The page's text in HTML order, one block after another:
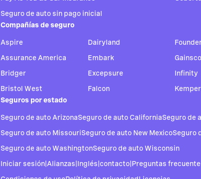
Seguro de auto sin pago inicial
Compañías de seguro
Aspire
Assurance America
Bridger
Bristol West
Dairyland
Embark
Excepsure
Falcon
Infinity
Seguros por estado
Seguro de auto ArizonaSeguro de auto CaliforniaSeguro de
Seguro de auto MissouriSeguro de auto New MexicoSeguro
Seguro de auto WashingtonSeguro de auto Wisconsin
Iniciar sesión|Alianzas|Inglés|contacto|Preguntas